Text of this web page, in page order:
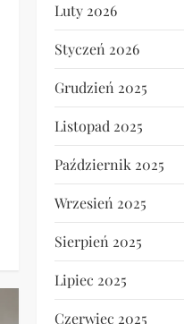
Luty 2026
Styczeń 2026
Grudzień 2025
Listopad 2025
Październik 2025
Wrzesień 2025
Sierpień 2025
Lipiec 2025
Czerwiec 2025